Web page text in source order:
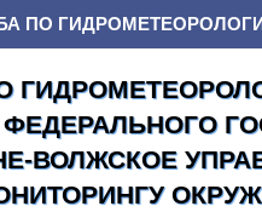
ПО
ВОЛЖСКОЕ